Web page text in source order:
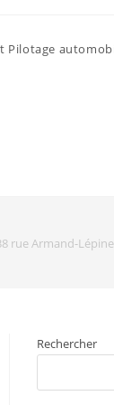
Pilotage
Armand-Lépine
Rechercher